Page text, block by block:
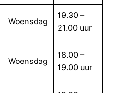
Woensdag
19.30 –
21.00 uur
Woensdag
18.00 –
19.00 uur